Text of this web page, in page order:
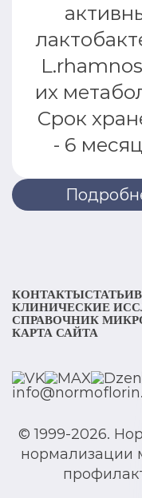
их
Срок
- 6
КОНТАКТЫСТАТЬИ
КЛИНИЧЕСКИЕ
СПРАВОЧНИК
КАРТА САЙТА
© 1999-2026.
нормализации